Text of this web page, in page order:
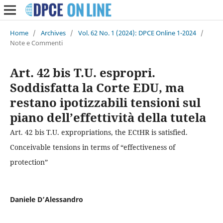
Home / Archives / Vol. 62 No. 1 (2024): DPCE Online 1-2024 /
Note e Commenti
Art. 42 bis T.U. espropri.
Soddisfatta la Corte EDU, ma
restano ipotizzabili tensioni sul
piano dell’effettività della tutela
Art. 42 bis T.U. expropriations, the ECtHR is satisfied.
Conceivable tensions in terms of “effectiveness of
protection”
Daniele D’Alessandro